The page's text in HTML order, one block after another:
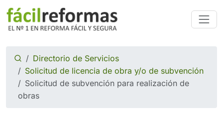
Directorio de Servicios
Solicitud de licencia de obra y/o de subvención
Solicitud de subvención para realización de
obras